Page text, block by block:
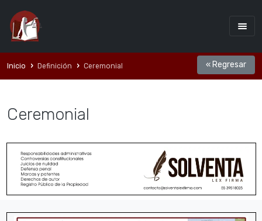
Inicio Definición Ceremonial « Regresar
Ceremonial